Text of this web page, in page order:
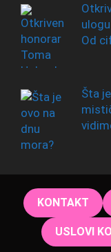
Od
Šta
KONTAKT
USLOVI